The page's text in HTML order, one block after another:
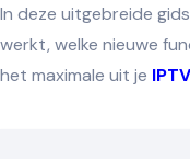
In deze uitgebreide
werkt, welke nieuwe
het maximale uit je